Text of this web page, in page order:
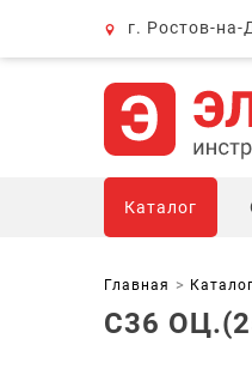
г. Ростов-
Каталог
Главная Каталог
С36